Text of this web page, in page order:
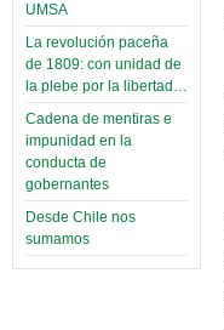
UMSA
La revolución paceña
de 1809: con unidad de
la plebe por la libertad…
Cadena de mentiras e
impunidad en la
conducta de
gobernantes
Desde Chile nos
sumamos